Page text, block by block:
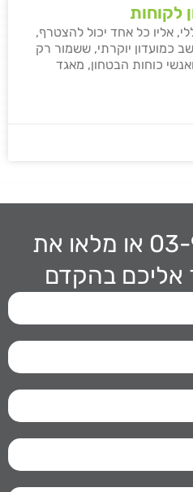
לקוחות
אליו כל אחד יכול להצטרף,
כמועדון יוקרתי, ששמור רק
כוחות הבטחון, מאגד
או מלאו את
אליכם בהקדם